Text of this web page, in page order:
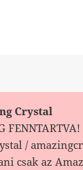
Crystal
FENNTARTVA!
/
csak az